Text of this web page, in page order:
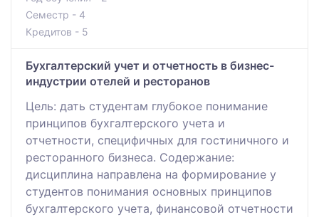
Семестр - 4
Кредитов - 5
Бухгалтерский учет и отчетность в бизнес-
индустрии отелей и ресторанов
Цель: дать студентам глубокое понимание
принципов бухгалтерского учета и
отчетности, специфичных для гостиничного и
ресторанного бизнеса. Содержание:
дисциплина направлена на формирование у
студентов понимания основных принципов
бухгалтерского учета, финансовой отчетности